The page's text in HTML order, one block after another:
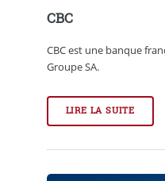
CBC
CBC est une banque
Groupe SA.
LIRE LA SUITE